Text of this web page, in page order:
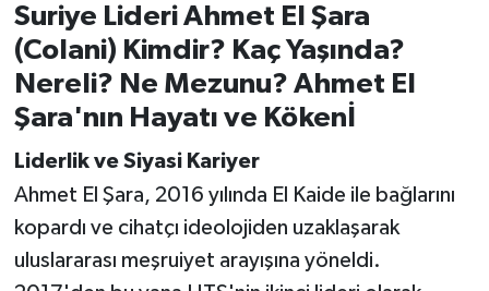
Suriye Lideri Ahmet El Şara
(Colani) Kimdir? Kaç Yaşında?
Nereli? Ne Mezunu? Ahmet El
Şara'nın Hayatı ve Kökenİ
Liderlik ve Siyasi Kariyer
Ahmet El Şara, 2016 yılında El Kaide ile bağlarını
kopardı ve cihatçı ideolojiden uzaklaşarak
uluslararası meşruiyet arayışına yöneldi.